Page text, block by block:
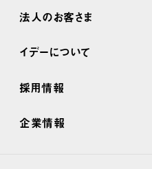
法人のお客さま
イデーについて
採用情報
企業情報